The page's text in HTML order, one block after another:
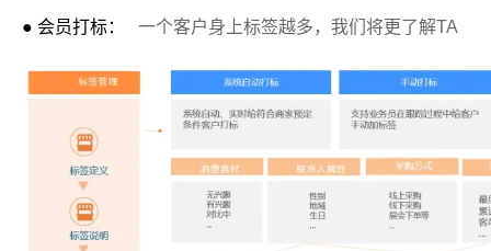
● 会员打标： 一个客户身上标签越多，我们将更了解TA